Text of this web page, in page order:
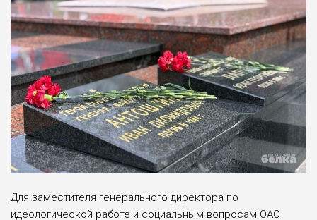
Для заместителя генерального директора по
идеологической работе и социальным вопросам ОАО